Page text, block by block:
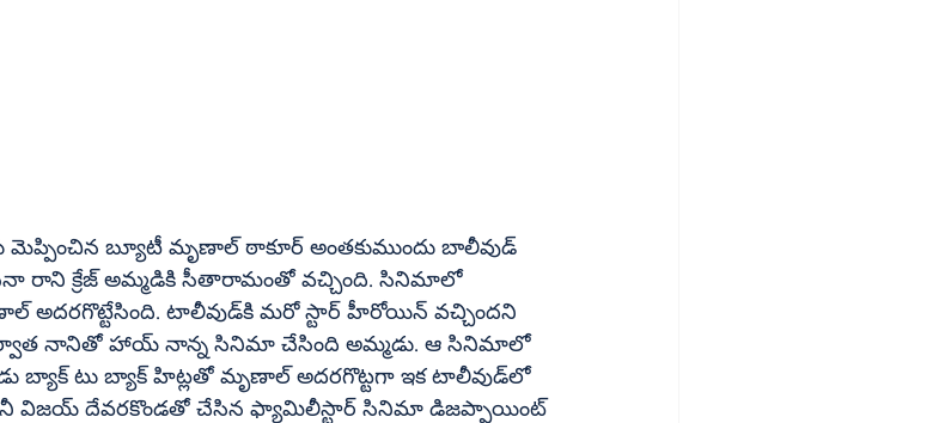
మృణాల్‌ ఠాకూర్‌ అంతకుముందు బాలీవుడ్‌
సినిమా డిజప్పాయింట్‌